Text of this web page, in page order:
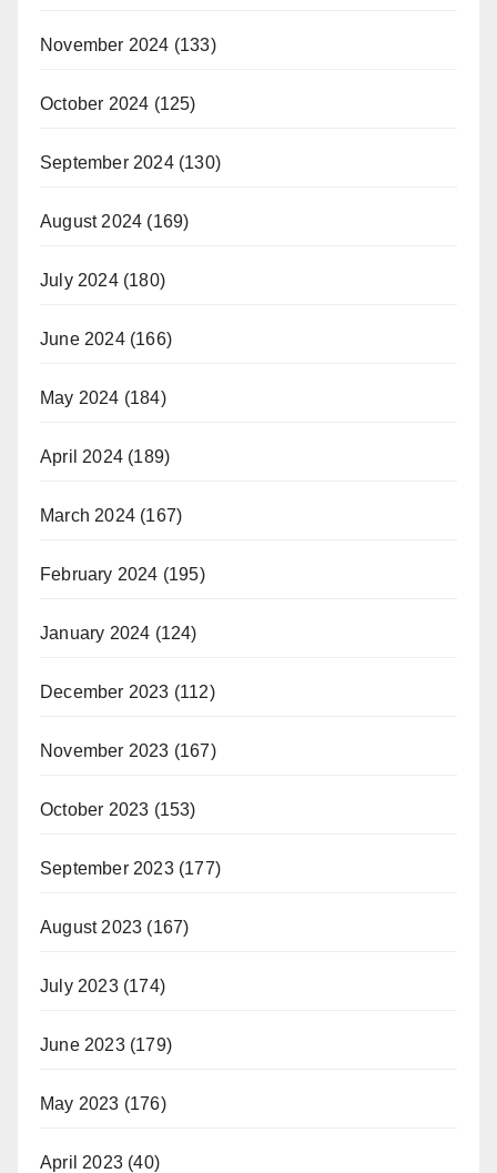
November 2024 (133)
October 2024 (125)
September 2024(130)
August 2024 (169)
July 2024(180)
June 2024(166)
May 2024 (184)
April 2024 (189)
March 2024 (167)
February 2024 (195)
January 2024 (124)
December 2023 (112)
November 2023 (167)
October 2023 (153)
September 2023(177)
August 2023 (167)
July 2023(174)
June 2023(179)
May 2023 (176)
April 2023 (40)